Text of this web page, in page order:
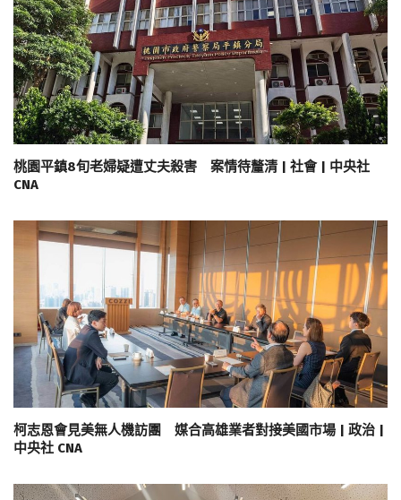
桃園平鎮8旬老婦疑遭丈夫殺害 案情待釐清 | 社會 | 中央社
CNA
柯志恩會見美無人機訪團 媒合高雄業者對接美國市場 | 政治 |
中央社 CNA